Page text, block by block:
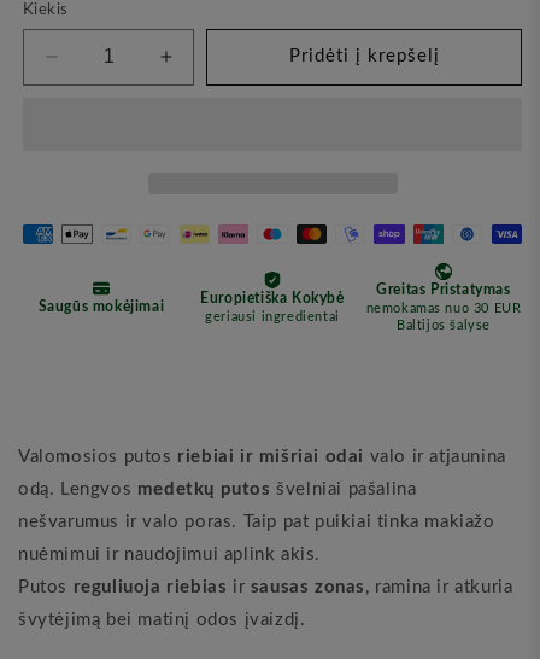
Kiekis
Sumažinkite
kiekį
Mišriai
Odai,
(Vegan
Padidinkite
kiekį
Mišriai
Odai,
(Vegan
Pridėti į krepšelį
Valomosios putos riebiai ir mišriai odai valo ir atjaunina
odą. Lengvos medetkų putos švelniai pašalina
nešvarumus ir valo poras. Taip pat puikiai tinka makiažo
nuėmimui ir naudojimui aplink akis.
Putos reguliuoja riebias ir sausas zonas , ramina ir atkuria
švytėjimą bei matinį odos įvaizdį.